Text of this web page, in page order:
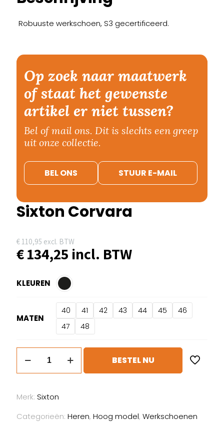
Robuuste werkschoen, S3 gecertificeerd.
Op zoek naar maatwerk
of staat het gewenste
artikel er niet tussen?
Bel of mail ons. Dit is slechts een greep
uit onze collectie.
BEL ONS STUUR E-MAIL
Sixton Corvara
€110,95 excl. BTW
€134,25 incl. BTW
KLEUREN
MATEN
40 41 42 43 44 45
46
47
48
Corvara
aantal
BESTEL NU
Merk: Sixton
Categorieën: Heren, Hoog model, Werkschoenen